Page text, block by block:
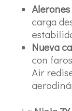
carga
Nueva
con
Air